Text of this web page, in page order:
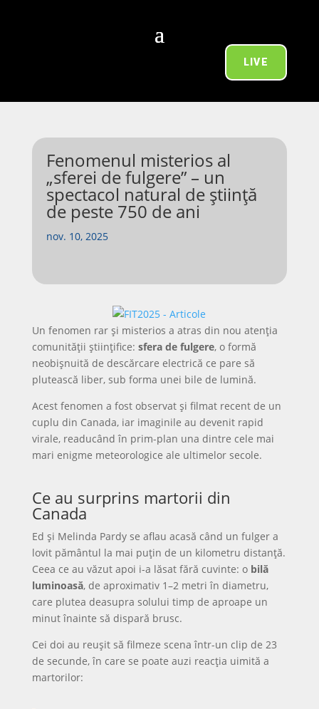
LIVE
Fenomenul misterios al
„sferei de fulgere” – un
spectacol natural de știință
de peste 750 de ani
nov. 10, 2025
Un fenomen rar și misterios a atras din nou atenția
comunității științifice: sfera de fulgere, o formă
neobișnuită de descărcare electrică ce pare să
plutească liber, sub forma unei bile de lumină.
Acest fenomen a fost observat și filmat recent de un
cuplu din Canada, iar imaginile au devenit rapid
virale, readucând în prim-plan una dintre cele mai
mari enigme meteorologice ale ultimelor secole.
Ce au surprins martorii din
Canada
Ed și Melinda Pardy se aflau acasă când un fulger a
lovit pământul la mai puțin de un kilometru distanță.
Ceea ce au văzut apoi i-a lăsat fără cuvinte: o bilă
luminoasă, de aproximativ 1–2 metri în diametru,
care plutea deasupra solului timp de aproape un
minut înainte să dispară brusc.
Cei doi au reușit să filmeze scena într-un clip de 23
de secunde, în care se poate auzi reacția uimită a
martorilor: